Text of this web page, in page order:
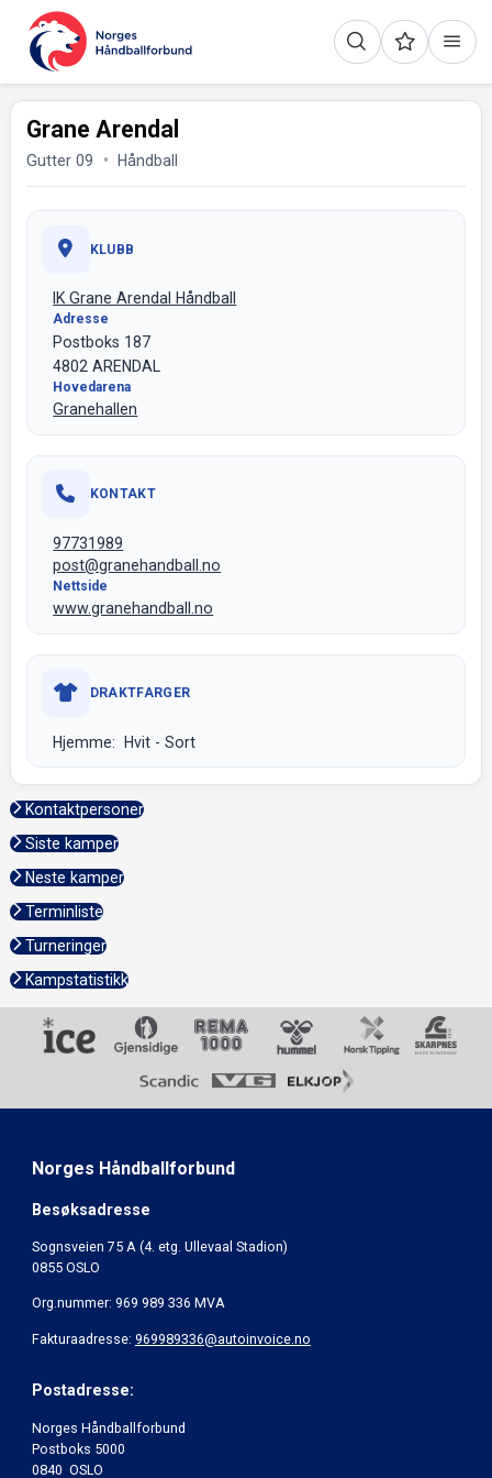
Grane Arendal
Gutter 09 Håndball
KLUBB
IK Grane Arendal Håndball
Adresse
Postboks 187
4802 ARENDAL
Hovedarena
Granehallen
KONTAKT
97731989
post@granehandball.no
Nettside
www.granehandball.no
DRAKTFARGER
Hjemme: Hvit - Sort
Kontaktpersoner
Siste kamper
Neste kamper
Terminliste
Turneringer
Kampstatistikk
Norges Håndballforbund
Besøksadresse
Sognsveien 75 A (4. etg. Ullevaal Stadion)
0855 OSLO
Org.nummer: 969 989 336 MVA
Fakturaadresse: 969989336@autoinvoice.no
Postadresse:
Norges Håndballforbund
Postboks 5000
0840 OSLO